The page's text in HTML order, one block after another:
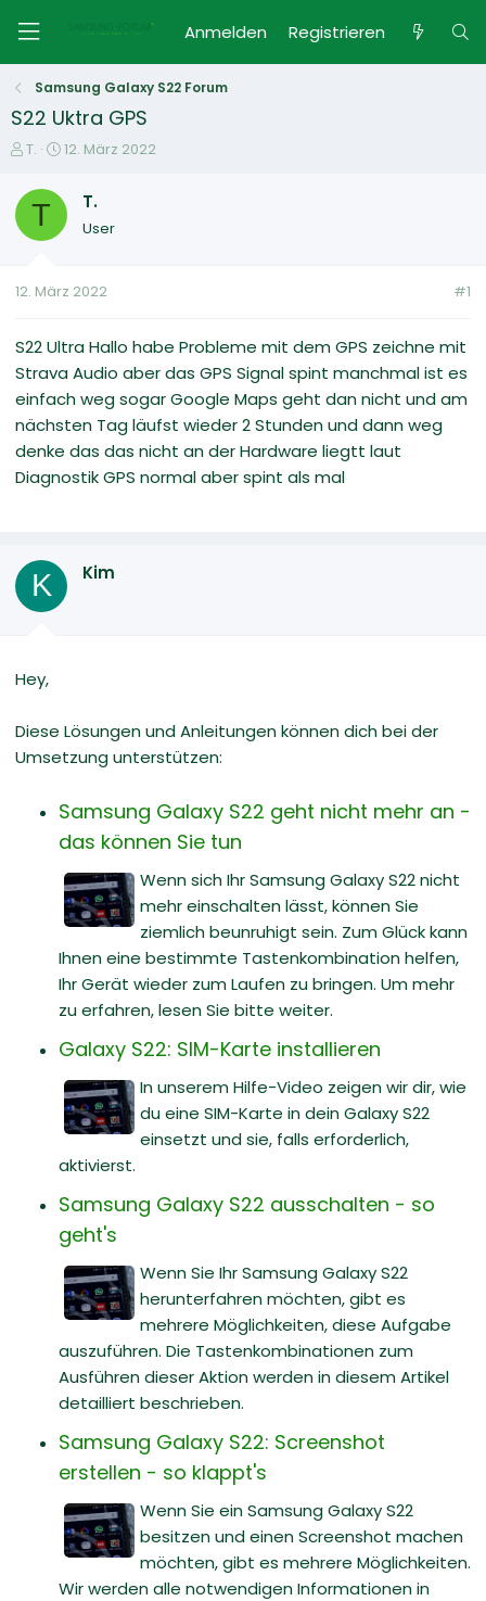
Anmelden Registrieren
Samsung Galaxy S22 Forum
S22 Uktra GPS
E
s
e
e
T.
E
t
e
t
m
12. März 2022
T T.
User
12. März 2022 #1
S22 Ultra Hallo habe Probleme mit dem GPS zeichne mit
Strava Audio aber das GPS Signal spint manchmal ist es
einfach weg sogar Google Maps geht dan nicht und am
nächsten Tag läufst wieder 2 Stunden und dann weg
denke das das nicht an der Hardware liegtt laut
Diagnostik GPS normal aber spint als mal
K Kim
Hey,
Diese Lösungen und Anleitungen können dich bei der
Umsetzung unterstützen:
Samsung Galaxy S22 geht nicht mehr an -
das können Sie tun
Wenn sich Ihr Samsung Galaxy S22 nicht
mehr einschalten lässt, können Sie
ziemlich beunruhigt sein. Zum Glück kann
Ihnen eine bestimmte Tastenkombination helfen,
Ihr Gerät wieder zum Laufen zu bringen. Um mehr
zu erfahren, lesen Sie bitte weiter.
Galaxy S22: SIM-Karte installieren
In unserem Hilfe-Video zeigen wir dir, wie
du eine SIM-Karte in dein Galaxy S22
einsetzt und sie, falls erforderlich,
aktivierst.
Samsung Galaxy S22 ausschalten - so
geht's
Wenn Sie Ihr Samsung Galaxy S22
herunterfahren möchten, gibt es
mehrere Möglichkeiten, diese Aufgabe
auszuführen. Die Tastenkombinationen zum
Ausführen dieser Aktion werden in diesem Artikel
detailliert beschrieben.
Samsung Galaxy S22: Screenshot
erstellen - so klappt's
Wenn Sie ein Samsung Galaxy S22
besitzen und einen Screenshot machen
möchten, gibt es mehrere Möglichkeiten.
Wir werden alle notwendigen Informationen in